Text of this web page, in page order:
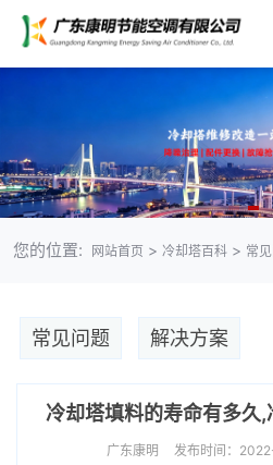
您的位置: 网站首页 > 冷却塔百科> 常
常见问题 解决方案
冷却塔填料的寿命有多久
广东康明 发布时间：